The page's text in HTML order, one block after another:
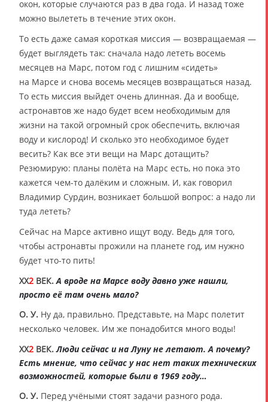
окон, которые случаются раз в два года. И назад тоже
можно вылететь в течение этих окон.
То есть даже самая короткая миссия — возвращаемая —
будет выглядеть так: сначала надо лететь восемь
месяцев на Марс, потом год с лишним «сидеть»
на Марсе и снова восемь месяцев возвращаться назад.
То есть миссия выйдет очень длинная. Да и вообще,
астронавтов же надо будет всем необходимым для
жизни на такой огромный срок обеспечить, включая
воду и кислород! И сколько это необходимое будет
весить? Как все эти вещи на Марс дотащить?
Резюмирую: планы полёта на Марс есть, но пока это
кажется чем-то далёким и сложным. И, как говорил
Владимир Сурдин, возникает большой вопрос: а надо ли
туда лететь?
Сейчас на Марсе активно ищут воду. Ведь для того,
чтобы астронавты прожили на планете год, им нужно
будет что-то пить!
XX2 ВЕК. А вроде на Марсе воду давно уже нашли,
просто её там очень мало?
О. У. Ну да, правильно. Представьте, на Марс полетит
несколько человек. Им же понадобится много воды!
XX2 ВЕК. Люди сейчас и на Луну не летают. А почему?
Есть мнение, что сейчас у нас нет таких технических
возможностей, которые были в 1969 году…
О. У. Перед учёными стоят задачи разного рода.